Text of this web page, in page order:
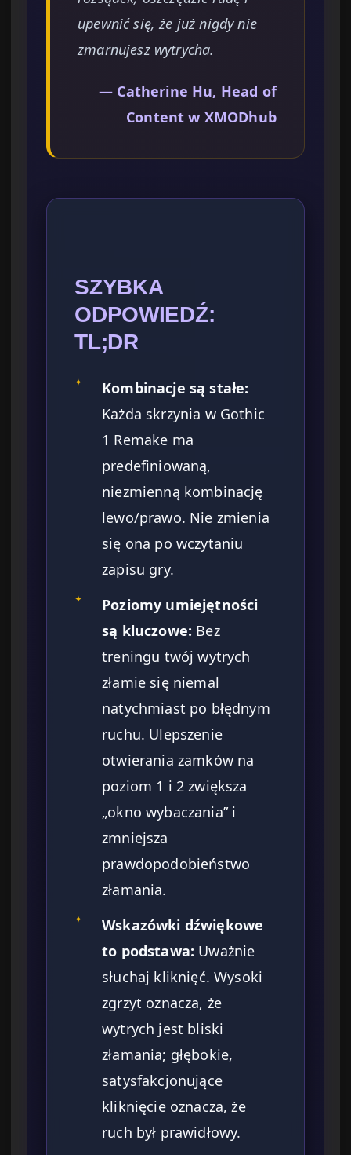
upewnić się, że już nigdy nie
zmarnujesz wytrycha.
— Catherine Hu, Head of
Content w XMODhub
SZYBKA
ODPOWIEDŹ:
TL;DR
✦
Kombinacje są stałe:
Każda skrzynia w Gothic
1 Remake ma
predefiniowaną,
niezmienną kombinację
lewo/prawo. Nie zmienia
się ona po wczytaniu
zapisu gry.
✦
Poziomy umiejętności
są kluczowe: Bez
treningu twój wytrych
złamie się niemal
natychmiast po błędnym
ruchu. Ulepszenie
otwierania zamków na
poziom 1 i 2 zwiększa
„okno wybaczania” i
zmniejsza
prawdopodobieństwo
złamania.
✦
Wskazówki dźwiękowe
to podstawa: Uważnie
słuchaj kliknięć. Wysoki
zgrzyt oznacza, że
wytrych jest bliski
złamania; głębokie,
satysfakcjonujące
kliknięcie oznacza, że
ruch był prawidłowy.